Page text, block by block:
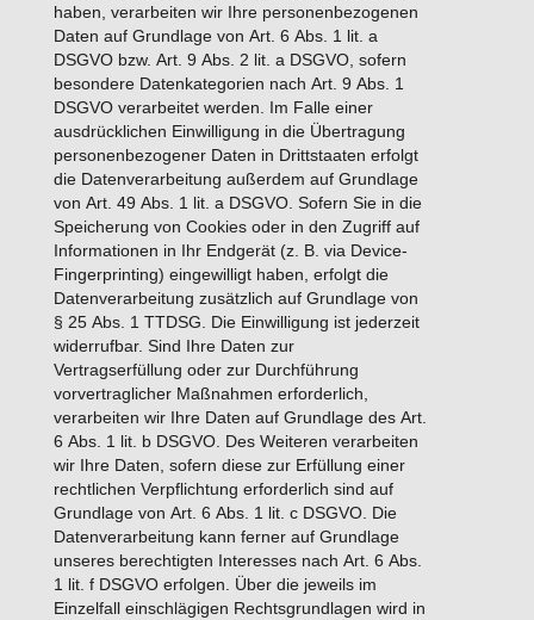
haben, verarbeiten wir Ihre personenbezogenen
Daten auf Grundlage von Art. 6 Abs. 1 lit. a
DSGVO bzw. Art. 9 Abs. 2 lit. a DSGVO, sofern
besondere Datenkategorien nach Art. 9 Abs. 1
DSGVO verarbeitet werden. Im Falle einer
ausdrücklichen Einwilligung in die Übertragung
personenbezogener Daten in Drittstaaten erfolgt
die Datenverarbeitung außerdem auf Grundlage
von Art. 49 Abs. 1 lit. a DSGVO. Sofern Sie in die
Speicherung von Cookies oder in den Zugriff auf
Informationen in Ihr Endgerät (z. B. via Device-
Fingerprinting) eingewilligt haben, erfolgt die
Datenverarbeitung zusätzlich auf Grundlage von
§ 25 Abs. 1 TTDSG. Die Einwilligung ist jederzeit
widerrufbar. Sind Ihre Daten zur
Vertragserfüllung oder zur Durchführung
vorvertraglicher Maßnahmen erforderlich,
verarbeiten wir Ihre Daten auf Grundlage des Art.
6 Abs. 1 lit. b DSGVO. Des Weiteren verarbeiten
wir Ihre Daten, sofern diese zur Erfüllung einer
rechtlichen Verpflichtung erforderlich sind auf
Grundlage von Art. 6 Abs. 1 lit. c DSGVO. Die
Datenverarbeitung kann ferner auf Grundlage
unseres berechtigten Interesses nach Art. 6 Abs.
1 lit. f DSGVO erfolgen. Über die jeweils im
Einzelfall einschlägigen Rechtsgrundlagen wird in